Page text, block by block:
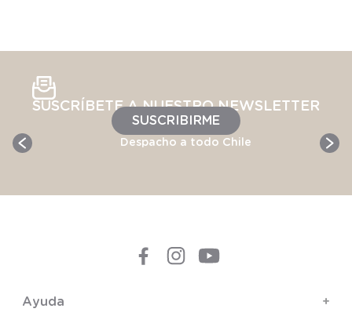
SUSCRÍBETE A NUESTRO NEWSLETTER
SUSCRIBIRME
Despacho a todo Chile
Ayuda +